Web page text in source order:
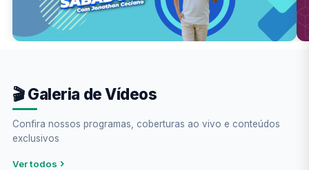
🎬 Galeria de Vídeos
Confira nossos programas, coberturas ao vivo e conteúdos
exclusivos
Ver todos